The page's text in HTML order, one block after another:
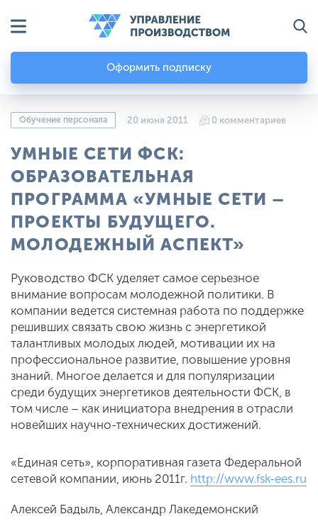
Оформить подписку
Обучение персонала 20 июня 2011 0 комментариев
УМНЫЕ СЕТИ ФСК:
ОБРАЗОВАТЕЛЬНАЯ
ПРОГРАММА «УМНЫЕ СЕТИ –
ПРОЕКТЫ БУДУЩЕГО.
МОЛОДЕЖНЫЙ АСПЕКТ»
Руководство ФСК уделяет самое серьезное
внимание вопросам молодежной политики. В
компании ведется системная работа по поддержке
решивших связать свою жизнь с энергетикой
талантливых молодых людей, мотивации их на
профессиональное развитие, повышение уровня
знаний. Многое делается и для популяризации
среди будущих энергетиков деятельности ФСК, в
том числе – как инициатора внедрения в отрасли
новейших научно-технических достижений.
«Единая сеть», корпоративная газета Федеральной
сетевой компании, июнь 2011г. http://www.fsk-ees.ru
Алексей Бадыль, Александр Лакедемонский